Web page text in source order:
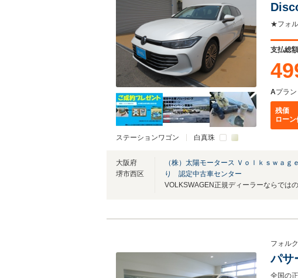
ステーションワゴン 白真珠
シー
ジア
支払総額
Aプラン
残価
ロー
大阪府
堺市西区
（株）太陽モータース Ｖｏｌｋｓｗａｇ
り 認定中古車センター
フォル
パサ